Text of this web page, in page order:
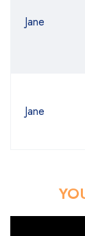
Jane
Jane